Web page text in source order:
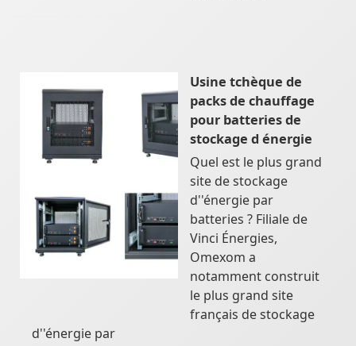
Usine tchèque de
packs de chauffage
pour batteries de
stockage d énergie
Quel est le plus grand
site de stockage
d''énergie par
batteries ? Filiale de
Vinci Énergies,
Omexom a
notamment construit
le plus grand site
français de stockage
d''énergie par